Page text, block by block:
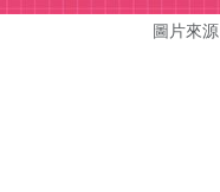
圖片來源